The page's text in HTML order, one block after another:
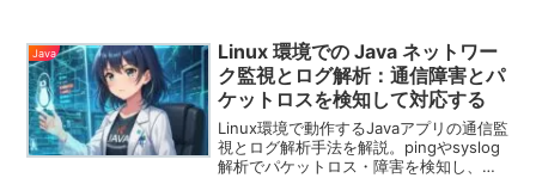
Java
Linux 環境での Java ネットワー
ク監視とログ解析：通信障害とパ
ケットロスを検知して対応する
Linux環境で動作するJavaアプリの通信監
視とログ解析手法を解説。pingやsyslog
解析でパケットロス・障害を検知し、